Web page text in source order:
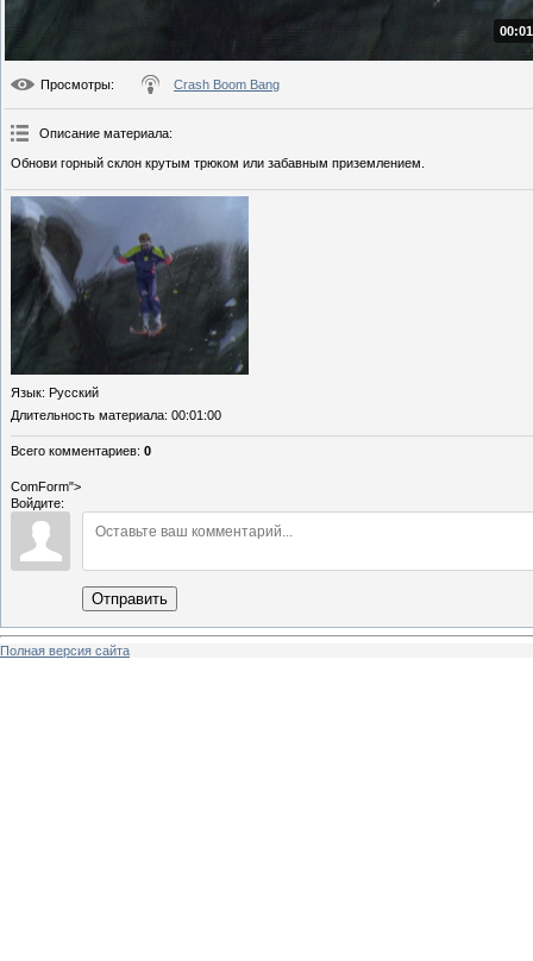
Просмотры: Crash Boom Bang
Описание материала:
Обнови горный склон крутым трюком или забавным приземлением.
Язык: Русский
Длительность материала: 00:01:00
Всего комментариев: 0
ComForm">
Войдите:
Отправить
Полная версия сайта